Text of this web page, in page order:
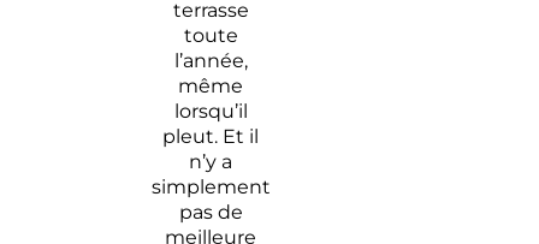
terrasse
toute
l’année,
même
lorsqu’il
pleut. Et il
n’y a
simplement
pas de
meilleure